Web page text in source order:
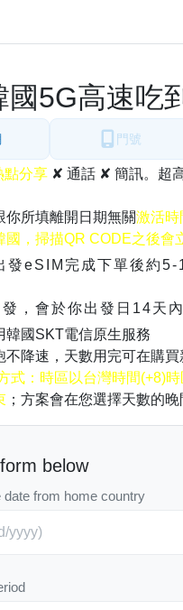
國5G高速吃
門號
點分享 ✘ 通話 ✘ 簡訊。超
你所填離開日期無關激活時
國，掃描QR CODE之後會
發eSIM完成下單後約
，會於你出發日14天
韓國SKT電信原生服務
不降速，天數用完可在購買
式：時區以台灣時間(+8)
；方案會在您選擇天數的
below
date from home country